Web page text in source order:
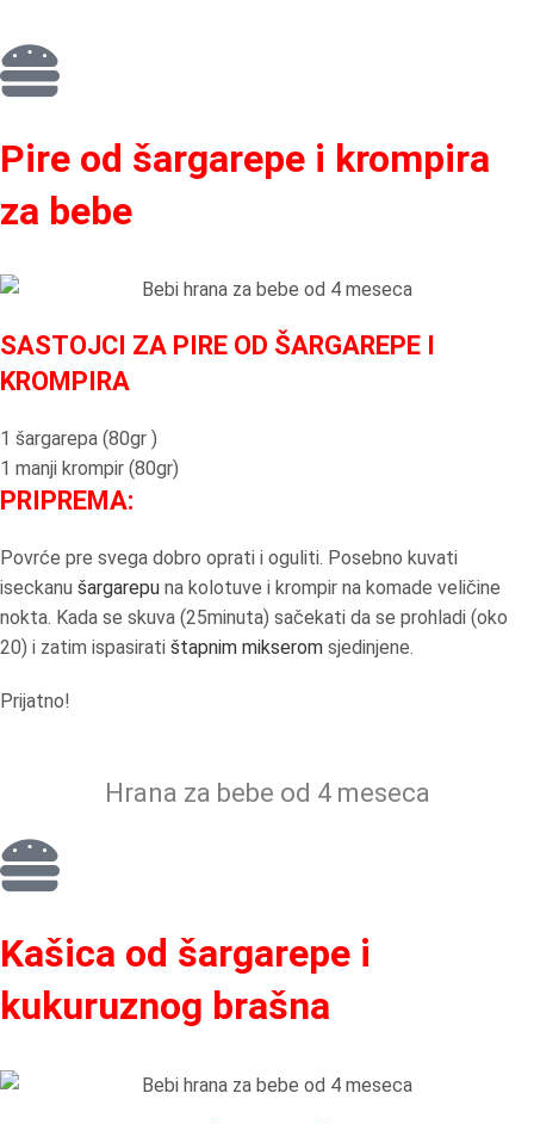
Pire od šargarepe i krompira
za bebe
SASTOJCI ZA PIRE OD ŠARGAREPE I
KROMPIRA
1 šargarepa (80gr )
1 manji krompir (80gr)
PRIPREMA:
Povrće pre svega dobro oprati i oguliti. Posebno kuvati
iseckanu šargarepu na kolotuve i krompir na komade veličine
nokta. Kada se skuva (25minuta) sačekati da se prohladi (oko
20) i zatim ispasirati štapnim mikserom sjedinjene.
Prijatno!
Hrana za bebe od 4 meseca
Kašica od šargarepe i
kukuruznog brašna